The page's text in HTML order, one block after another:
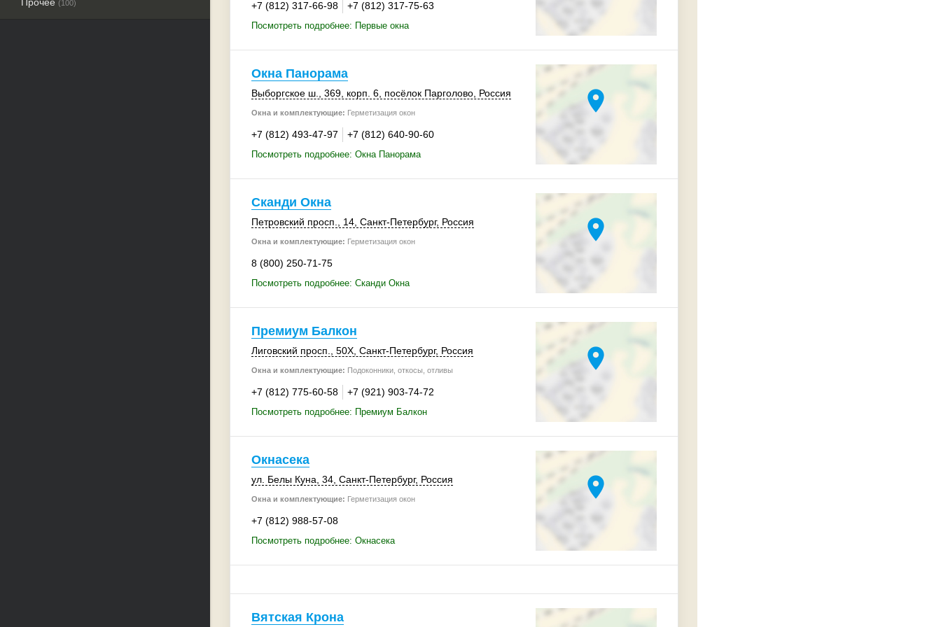
(100) +7 (812) 317-66-98 +7 (812) 317-75-63
Посмотреть подробнее: Первые окна
Окна Панорама
Выборгское ш. 369, корп. 6, посёлок Парголово, Россия
Окна и комплектующие: Герметизация окон
+7 (812) 493-47-97 +7 (812) 640-90-60
Посмотреть подробнее: Окна Панорама
location_on
Сканди Окна
Петровский просп., 14, Санкт-Петербург, Россия
Окна и комплектующие: Герметизация окон
8 (800) 250-71-75
Посмотреть подробнее: Сканди Окна
location_on
Премиум Балкон
Лиговский просп. 50Х, Санкт-Петербург, Россия
Окна и комплектующие: Подоконники, откосы, отливы
+7 (812) 775-60-58 +7 (921) 903-74-72
Посмотреть подробнее: Премиум Балкон
location_on
Окнасека
ул. Белы Куна, 34, Санкт-Петербург, Россия
Окна и комплектующие: Герметизация окон
+7 (812) 988-57-08
Посмотреть подробнее: Окнасека
location_on
Вятская Крона